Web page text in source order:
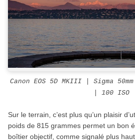
Canon EOS 5D MKIII | Sigma
| 100 ISO
Sur le terrain, c’est plus qu’un plaisir
poids de 815 grammes permet un bon
boîtier objectif, comme signalé plus